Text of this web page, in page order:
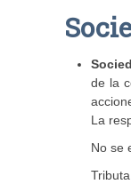
de la
La
No se